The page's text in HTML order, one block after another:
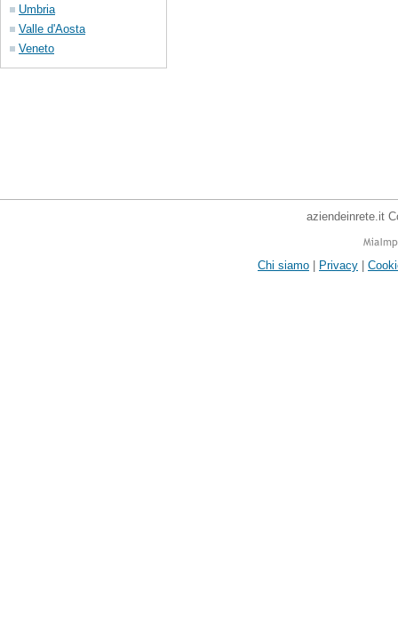
Umbria
Valle d'Aosta
Veneto
aziendeinrete.it
Chi siamo | Privacy |